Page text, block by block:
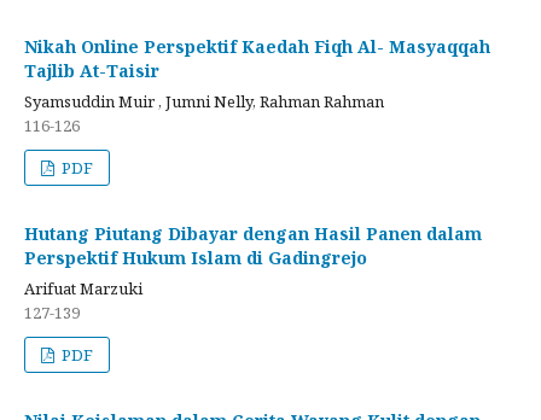
Nikah Online Perspektif Kaedah Fiqh Al- Masyaqqah
Tajlib At-Taisir
Syamsuddin Muir , Jumni Nelly, Rahman Rahman
116-126
PDF
Hutang Piutang Dibayar dengan Hasil Panen dalam
Perspektif Hukum Islam di Gadingrejo
Arifuat Marzuki
127-139
PDF